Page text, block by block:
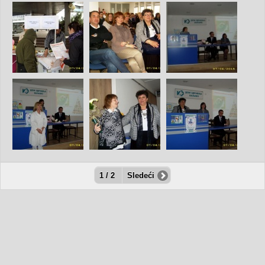
1 / 2 Sledeći